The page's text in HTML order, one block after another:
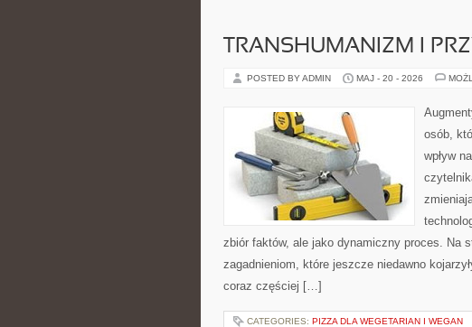
TRANSHUMANIZM I
POSTED BY ADMIN MAJ - 20 - 2026
osób,
wpływ
zbiór faktów, ale jako dynamiczny proces. Na
zagadnieniom, które jeszcze niedawno
coraz częściej […]
CATEGORIES: PIZZA DLA WEGETARIAN I WEGAN